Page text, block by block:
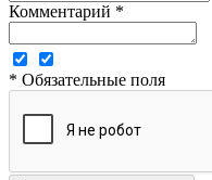
Комментарий *
* Обязательные поля